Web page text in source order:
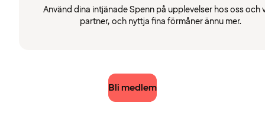
Använd dina intjänade Spenn på upplevelser hos oss och
partner, och nyttja fina förmåner ännu mer.
Bli medlem